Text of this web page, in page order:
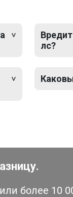
лс?
более 10